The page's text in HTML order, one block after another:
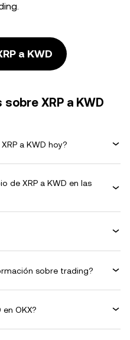
a KWD
XRP a KWD
a KWD hoy?
de XRP a KWD en las
sobre trading?
OKX?